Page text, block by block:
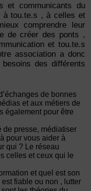
et communicants du
à tou.te.s , à celles et
comprendre leur
de créer des ponts ,
et tou.te.s
association a donc
des différents
de bonnes
et aux métiers de
également pour être
de presse, médiatiser
pour vous aider à
qui ? Le réseau
celles et ceux qui le
et quel est son
fiable ou non , lutter